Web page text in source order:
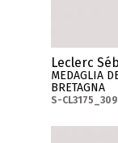
Leclerc
MEDAGLIA
BRETAGNA
S-